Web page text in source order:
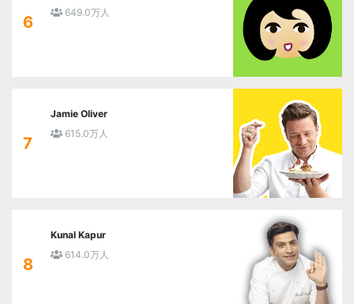
6
649.0万人
7
Jamie Oliver
615.0万人
8
Kunal Kapur
614.0万人